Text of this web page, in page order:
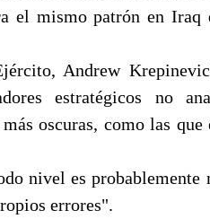
el mismo patrón en Iraq
Andrew
estratégicos no
oscuras, como las que
nivel es probablemente
errores".